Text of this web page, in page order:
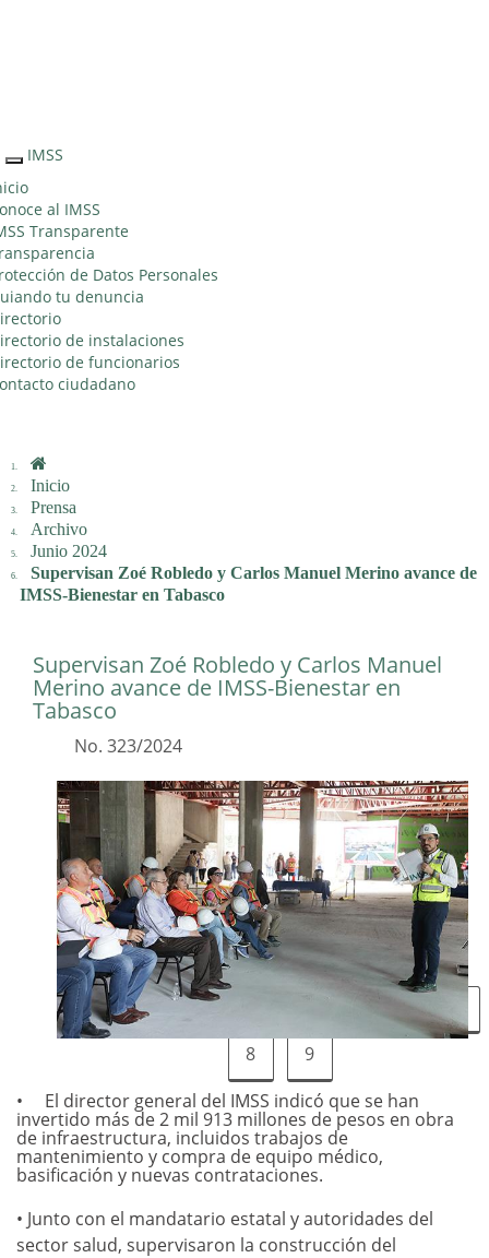
Interruptor
de
Navegación
IMSS
al IMSS
Transparente
de Datos Personales
tu denuncia
de instalaciones
de funcionarios
ciudadano
Inicio
Prensa
Archivo
Junio 2024
Supervisan Zoé Robledo y Carlos Manuel Merino avance de
IMSS-Bienestar en Tabasco
Supervisan Zoé Robledo y Carlos Manuel
Merino avance de IMSS-Bienestar en
Tabasco
No. 323/2024
1 3 6
8
9
El director general del IMSS indicó que se han
invertido más de 2 mil 913 millones de pesos en obra
de infraestructura, incluidos trabajos de
mantenimiento y compra de equipo médico,
basificación y nuevas contrataciones.
• Junto con el mandatario estatal y autoridades del
sector salud, supervisaron la construcción del